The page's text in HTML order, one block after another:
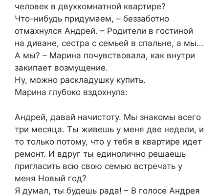
человек в двухкомнатной квартире?
Что-нибудь придумаем, – беззаботно
отмахнулся Андрей. – Родители в гостиной
на диване, сестра с семьей в спальне, а мы…
А мы? – Марина почувствовала, как внутри
закипает возмущение.
Ну, можно раскладушку купить.
Марина глубоко вздохнула:
Андрей, давай начистоту. Мы знакомы всего
три месяца. Ты живешь у меня две недели, и
то только потому, что у тебя в квартире идет
ремонт. И вдруг ты единолично решаешь
пригласить всю свою семью встречать у
меня Новый год?
Я думал, ты будешь рада! – В голосе Андрея